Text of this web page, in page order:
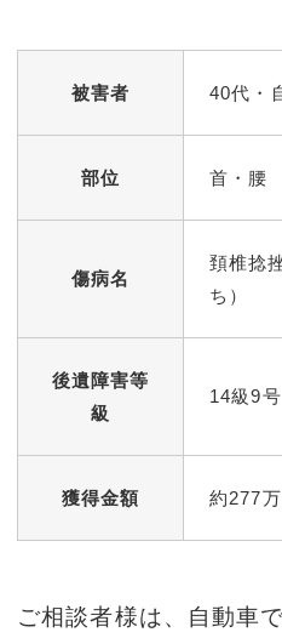
被害者 40代・
部位 首・腰
傷病名
頚椎捻
ち）
後遺障害等
級
14級9号
獲得金額 約277
ご相談者様は、自動車